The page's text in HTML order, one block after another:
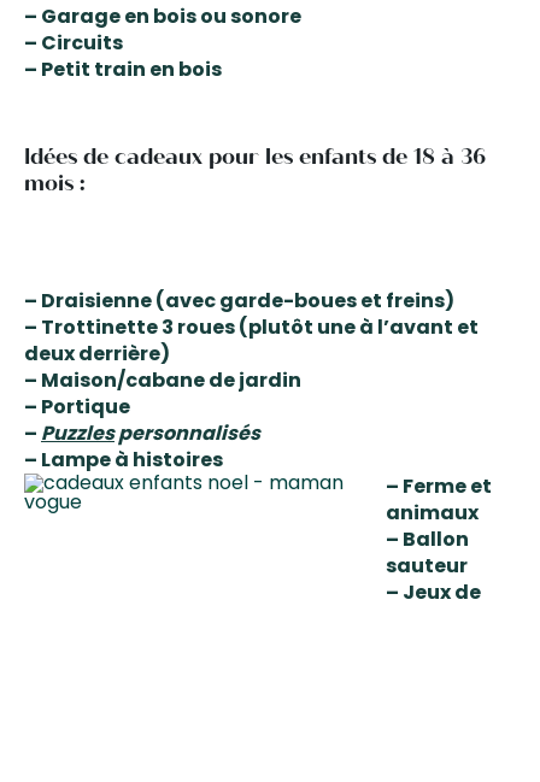
– Garage en bois ou sonore
– Circuits
– Petit train en bois
Idées de cadeaux pour les enfants de 18 à 36
mois :
– Draisienne (avec garde-boues et freins)
– Trottinette 3 roues (plutôt une à l’avant et
deux derrière)
– Maison/cabane de jardin
– Portique
– Puzzlespersonnalisés
– Lampe à histoires
– Ferme et
animaux
– Ballon
sauteur
– Jeux de